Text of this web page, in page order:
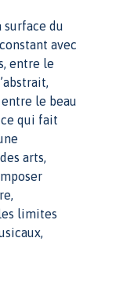
surface du
avec
entre le
le beau
qui fait
arts,
limites